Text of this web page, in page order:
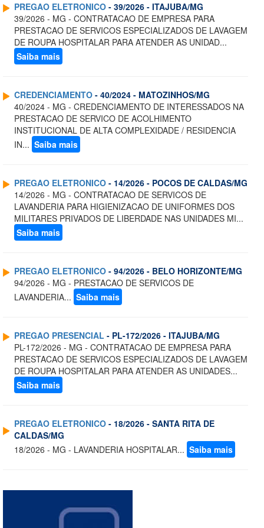
PREGAO ELETRONICO - 39/2026 - ITAJUBA/MG
39/2026 - MG - CONTRATACAO DE EMPRESA PARA
PRESTACAO DE SERVICOS ESPECIALIZADOS DE LAVAGEM
DE ROUPA HOSPITALAR PARA ATENDER AS UNIDAD...
Saiba mais
CREDENCIAMENTO - 40/2024 - MATOZINHOS/MG
40/2024 - MG - CREDENCIAMENTO DE INTERESSADOS NA
PRESTACAO DE SERVICO DE ACOLHIMENTO
INSTITUCIONAL DE ALTA COMPLEXIDADE / RESIDENCIA
IN... Saiba mais
PREGAO ELETRONICO - 14/2026 - POCOS DE CALDAS/MG
14/2026 - MG - CONTRATACAO DE SERVICOS DE
LAVANDERIA PARA HIGIENIZACAO DE UNIFORMES DOS
MILITARES PRIVADOS DE LIBERDADE NAS UNIDADES MI...
Saiba mais
PREGAO ELETRONICO - 94/2026 - BELO HORIZONTE/MG
94/2026 - MG - PRESTACAO DE SERVICOS DE
LAVANDERIA... Saiba mais
PREGAO PRESENCIAL - PL-172/2026 - ITAJUBA/MG
PL-172/2026 - MG - CONTRATACAO DE EMPRESA PARA
PRESTACAO DE SERVICOS ESPECIALIZADOS DE LAVAGEM
DE ROUPA HOSPITALAR PARA ATENDER AS UNIDADES...
Saiba mais
PREGAO ELETRONICO - 18/2026 - SANTA RITA DE
CALDAS/MG
18/2026 - MG - LAVANDERIA HOSPITALAR... Saiba mais